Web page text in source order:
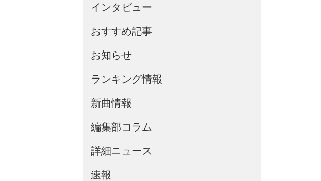
インタビュー
おすすめ記事
お知らせ
ランキング情報
新曲情報
編集部コラム
詳細ニュース
速報